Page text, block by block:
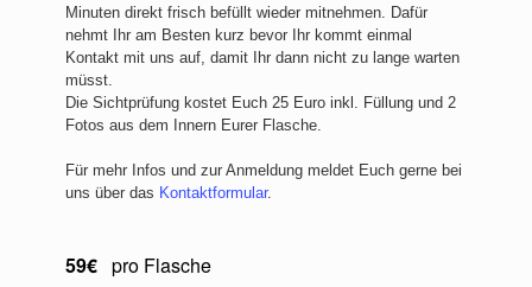
Minuten direkt frisch befüllt wieder mitnehmen. Dafür
nehmt Ihr am Besten kurz bevor Ihr kommt einmal
Kontakt mit uns auf, damit Ihr dann nicht zu lange warten
müsst.
Die Sichtprüfung kostet Euch 25 Euro inkl. Füllung und 2
Fotos aus dem Innern Eurer Flasche.
Für mehr Infos und zur Anmeldung meldet Euch gerne bei
uns über das Kontaktformular.
59€ pro Flasche